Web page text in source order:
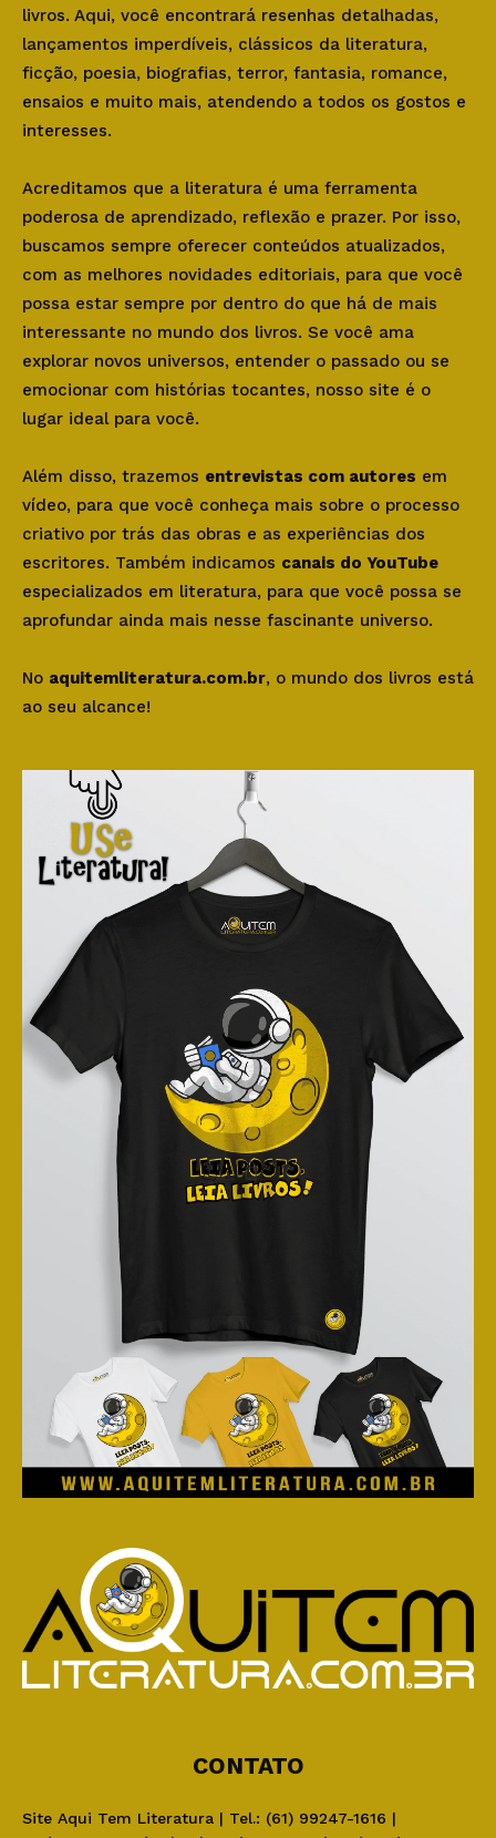
livros. Aqui, você encontrará resenhas detalhadas,
lançamentos imperdíveis, clássicos da literatura,
ficção, poesia, biografias, terror, fantasia, romance,
ensaios e muito mais, atendendo a todos os gostos e
interesses.
Acreditamos que a literatura é uma ferramenta
poderosa de aprendizado, reflexão e prazer. Por isso,
buscamos sempre oferecer conteúdos atualizados,
com as melhores novidades editoriais, para que você
possa estar sempre por dentro do que há de mais
interessante no mundo dos livros. Se você ama
explorar novos universos, entender o passado ou se
emocionar com histórias tocantes, nosso site é o
lugar ideal para você.
Além disso, trazemos entrevistas com autores em
vídeo, para que você conheça mais sobre o processo
criativo por trás das obras e as experiências dos
escritores. Também indicamos canais do YouTube
especializados em literatura, para que você possa se
aprofundar ainda mais nesse fascinante universo.
No aquitemliteratura.com.br, o mundo dos livros está
ao seu alcance!
CONTATO
Site Aqui Tem Literatura | Tel.: (61) 99247-1616 |